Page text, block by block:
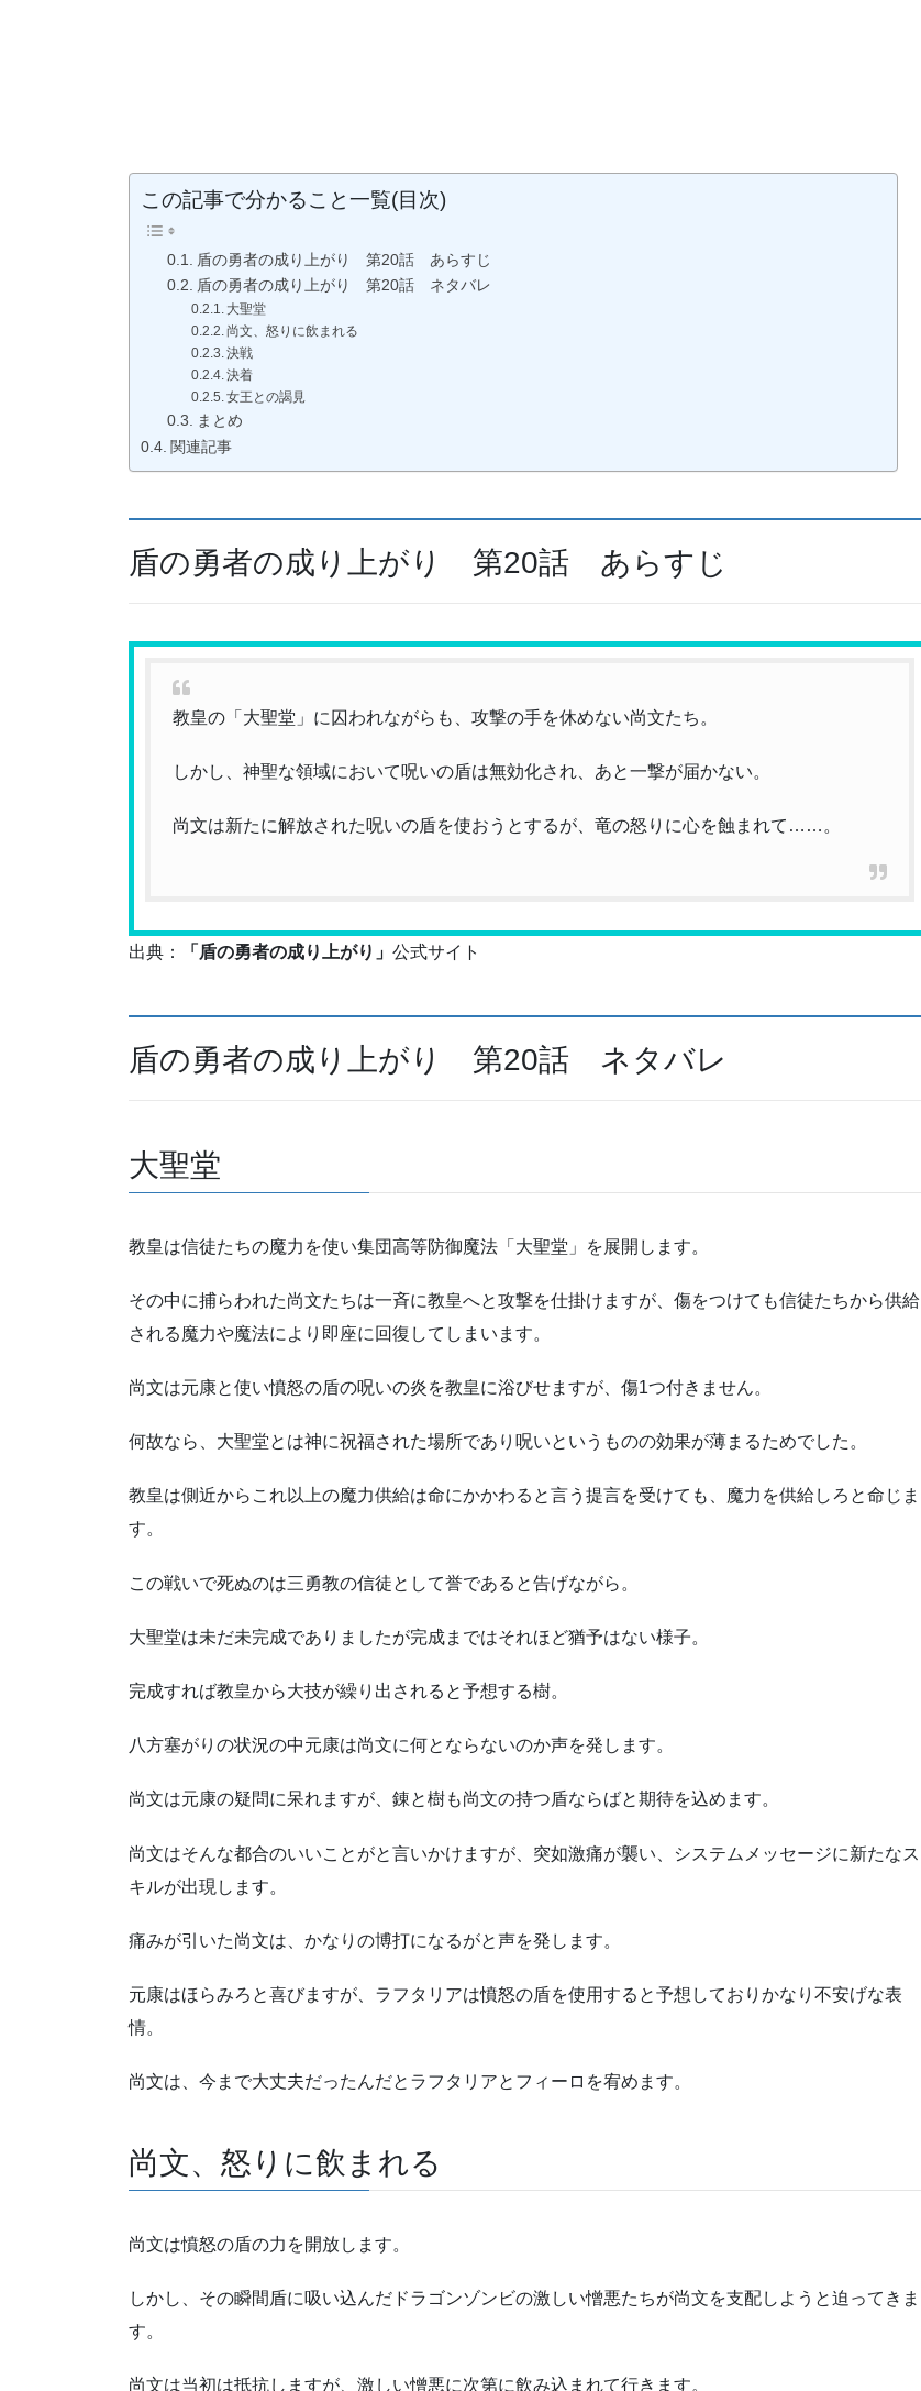
この記事で分かること一覧(目次)
盾の勇者の成り上がり 第20話 あらすじ
盾の勇者の成り上がり 第20話 ネタバレ
大聖堂
尚文、怒りに飲まれる
決戦
決着
女王との謁見
まとめ
関連記事
盾の勇者の成り上がり 第20話 あらすじ
教皇の「大聖堂」に囚われながらも、攻撃の手を休めない尚文たち。
しかし、神聖な領域において呪いの盾は無効化され、あと一撃が届かない。
尚文は新たに解放された呪いの盾を使おうとするが、竜の怒りに心を蝕まれて……。
出典： 「盾の勇者の成り上がり」 公式サイト
盾の勇者の成り上がり 第20話 ネタバレ
大聖堂
教皇は信徒たちの魔力を使い集団高等防御魔法「大聖堂」を展開します。
その中に捕らわれた尚文たちは一斉に教皇へと攻撃を仕掛けますが、傷をつけても信徒たちから供給
される魔力や魔法により即座に回復してしまいます。
尚文は元康と使い憤怒の盾の呪いの炎を教皇に浴びせますが、傷1つ付きません。
何故なら、大聖堂とは神に祝福された場所であり呪いというものの効果が薄まるためでした。
教皇は側近からこれ以上の魔力供給は命にかかわると言う提言を受けても、魔力を供給しろと命じま
す。
この戦いで死ぬのは三勇教の信徒として誉であると告げながら。
大聖堂は未だ未完成でありましたが完成まではそれほど猶予はない様子。
完成すれば教皇から大技が繰り出されると予想する樹。
八方塞がりの状況の中元康は尚文に何とならないのか声を発します。
尚文は元康の疑問に呆れますが、錬と樹も尚文の持つ盾ならばと期待を込めます。
尚文はそんな都合のいいことがと言いかけますが、突如激痛が襲い、システムメッセージに新たなス
キルが出現します。
痛みが引いた尚文は、かなりの博打になるがと声を発します。
元康はほらみろと喜びますが、ラフタリアは憤怒の盾を使用すると予想しておりかなり不安げな表
情。
尚文は、今まで大丈夫だったんだとラフタリアとフィーロを宥めます。
尚文、怒りに飲まれる
尚文は憤怒の盾の力を開放します。
しかし、その瞬間盾に吸い込んだドラゴンゾンビの激しい憎悪たちが尚文を支配しようと迫ってきま
す。
尚文は当初は抵抗しますが、激しい憎悪に次第に飲み込まれて行きます。